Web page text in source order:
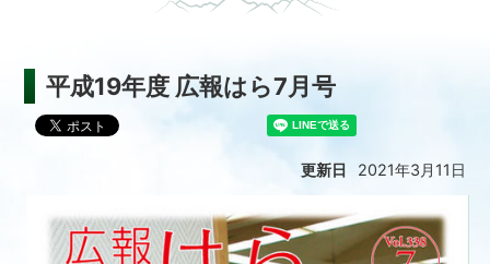
平成19年度 広報はら7月号
更新日 2021年3月11日